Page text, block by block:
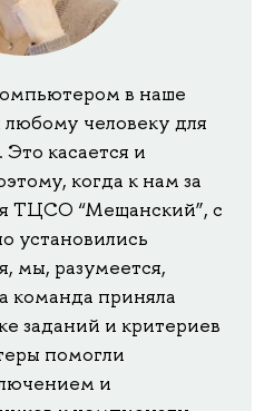
в наше
человеку для
касается и
когда к нам за
ТЦСО “Мещанский”, с
установились
мы, разумеется,
команда приняла
заданий и критериев
помогли
и